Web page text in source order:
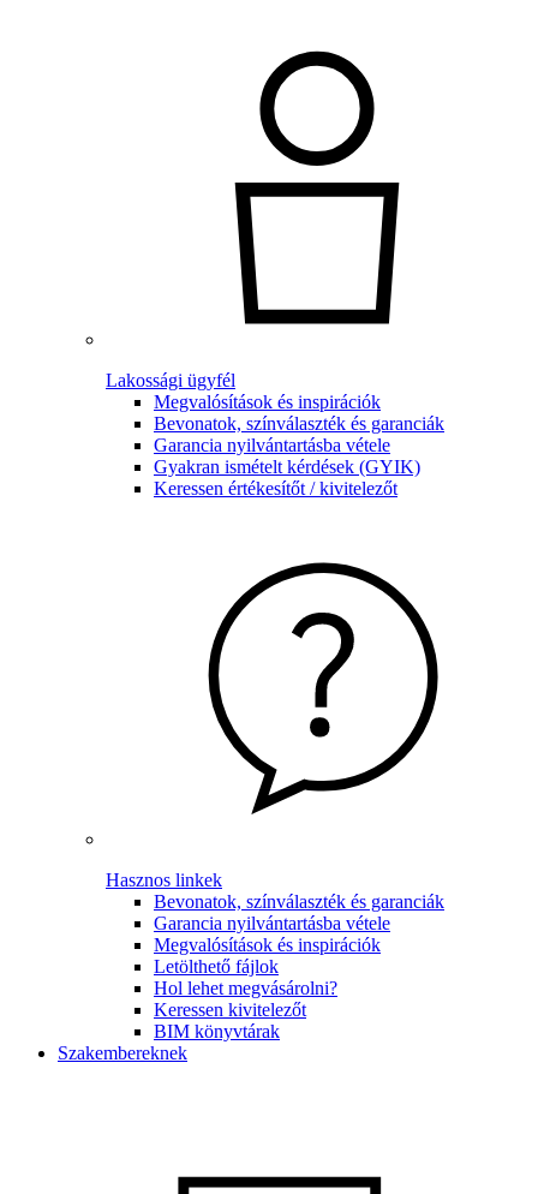
Lakossági ügyfél
Megvalósítások és inspirációk
Bevonatok, színválaszték és garanciák
Garancia nyilvántartásba vétele
Gyakran ismételt kérdések (GYIK)
Keressen értékesítőt / kivitelezőt
Hasznos linkek
Bevonatok, színválaszték és garanciák
Garancia nyilvántartásba vétele
Megvalósítások és inspirációk
Letölthető fájlok
Hol lehet megvásárolni?
Keressen kivitelezőt
BIM könyvtárak
Szakembereknek